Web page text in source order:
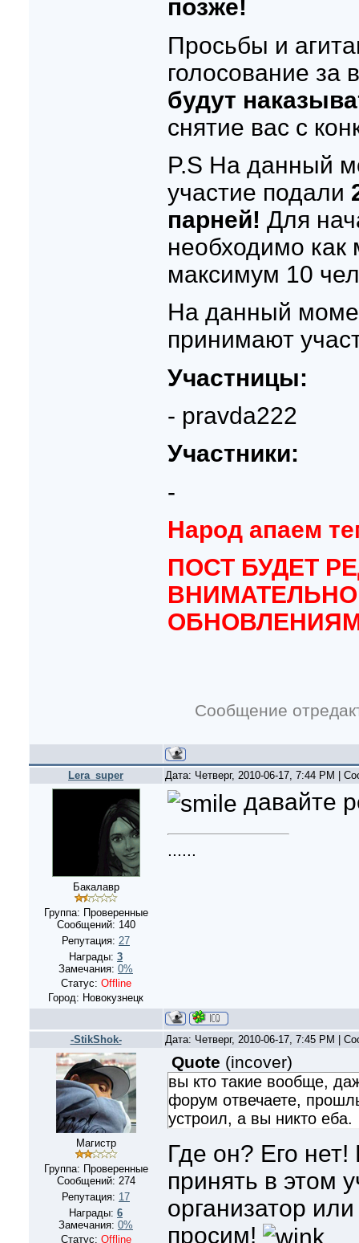
позже!
Просьбы и
голосование за
будут
снятие вас с
P.S На данный
участие подали
парней! Для
необходимо как
максимум 10
На данный
принимают
Участницы:
- pravda222
Участники:
-
Народ апаем
ПОСТ БУДЕТ
Сообщение
Lera_super Дата: Четверг, 2010-06-17, 7:44 PM |
Бакалавр
Группа: Проверенные
Сообщений: 140
Репутация: 27
Награды: 3
Замечания: 0%
Статус: Offline
Город: Новокузнецк
давайте
......
-StikShok- Дата: Четверг, 2010-06-17, 7:45 PM |
Магистр
Группа: Проверенные
Сообщений: 274
Репутация: 17
Награды: 6
Замечания: 0%
Статус: Offline
Quote (incover)
вы кто такие вообще,
форум отвечаете,
устроил, а вы никто еба.
Где он? Его
принять в этом
организатор
просим!